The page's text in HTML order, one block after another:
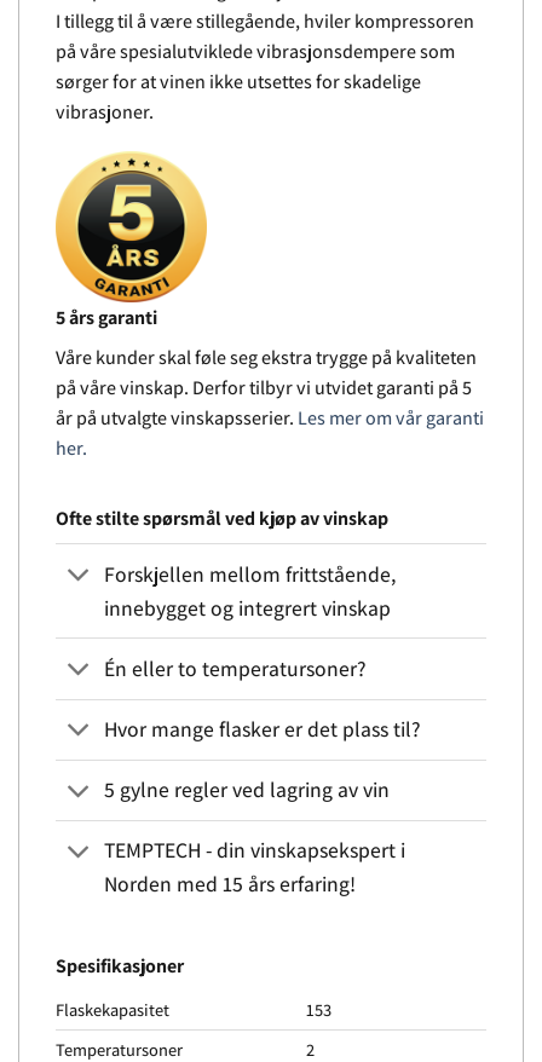
I tillegg til å være stillegående, hviler kompressoren
på våre spesialutviklede vibrasjonsdempere som
sørger for at vinen ikke utsettes for skadelige
vibrasjoner.
5 års garanti
Våre kunder skal føle seg ekstra trygge på kvaliteten
på våre vinskap. Derfor tilbyr vi utvidet garanti på 5
år på utvalgte vinskapsserier. Les mer om vår garanti
her.
Ofte stilte spørsmål ved kjøp av vinskap
Forskjellen mellom frittstående,
innebygget og integrert vinskap
Én eller to temperatursoner?
Hvor mange flasker er det plass til?
5 gylne regler ved lagring av vin
TEMPTECH - din vinskapsekspert i
Norden med 15 års erfaring!
Spesifikasjoner
Flaskekapasitet
153
Temperatursoner
2